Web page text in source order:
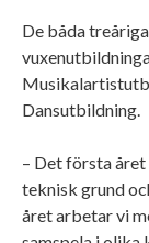
De båda
Dansutbildning.
– Det första
teknisk grund
året arbetar vi